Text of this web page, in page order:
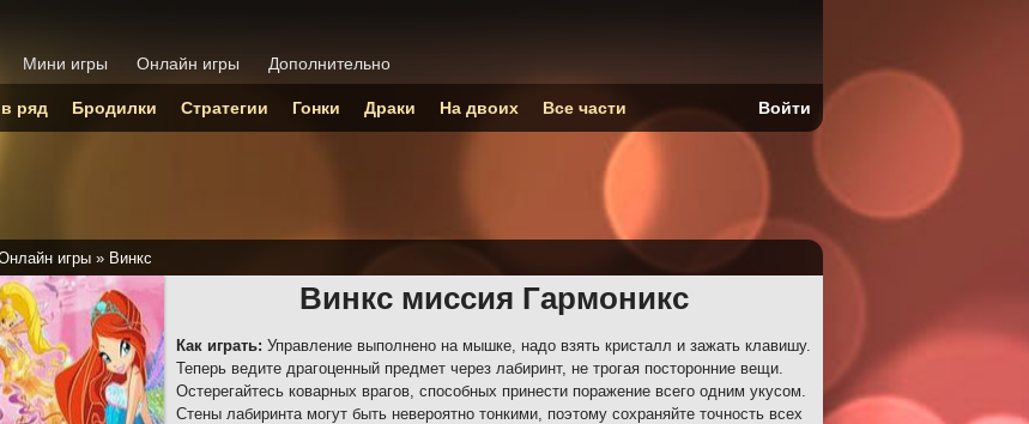
игры » Винкс
Винкс миссия Гармоникс
Как играть: Управление выполнено на мышке, надо взять кристалл и зажать клавишу.
Теперь ведите драгоценный предмет через лабиринт, не трогая посторонние вещи.
Остерегайтесь коварных врагов, способных принести поражение всего одним укусом.
Стены лабиринта могут быть невероятно тонкими, поэтому сохраняйте точность всех
Мини игры Онлайн игры Дополнительно
ряд Бродилки Стратегии Гонки Драки На двоих Все части Войти